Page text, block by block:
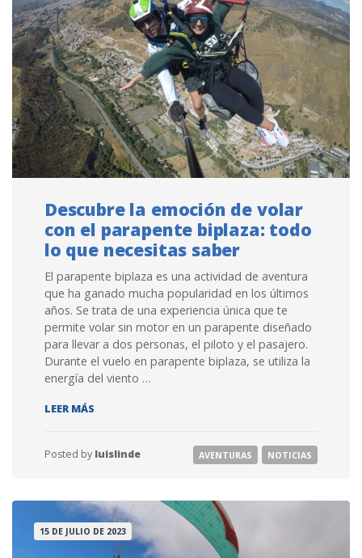
Descubre la emoción de volar
con el parapente biplaza: todo
lo que necesitas saber
El parapente biplaza es una actividad de aventura
que ha ganado mucha popularidad en los últimos
años. Se trata de una experiencia única que te
permite volar sin motor en un parapente diseñado
para llevar a dos personas, el piloto y el pasajero.
Durante el vuelo en parapente biplaza, se utiliza la
energía del viento …
LEER MÁS
Posted by luislinde AVENTURAS NOTICIAS
15 DE JULIO DE 2023